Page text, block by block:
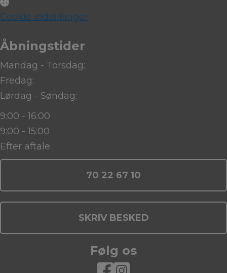
Cookie indstillinger
Åbningstider
Mandag - Torsdag:
Fredag:
Lørdag - Søndag:
9:00 - 16:00
9:00 - 15:00
Efter aftale
70 22 67 10
SKRIV BESKED
Følg os